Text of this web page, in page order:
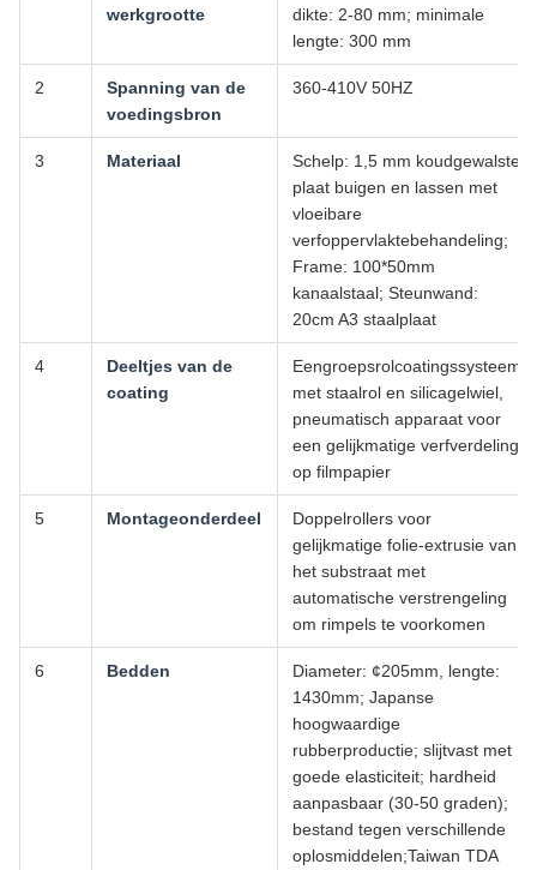
werkgrootte
dikte: 2-80 mm; minimale
lengte: 300 mm
2
Spanning van de
voedingsbron
360-410V 50HZ
3 Materiaal
Schelp: 1,5 mm koudgewalste
plaat buigen en lassen met
vloeibare
verfoppervlaktebehandeling;
Frame: 100*50mm
kanaalstaal; Steunwand:
20cm A3 staalplaat
4
Deeltjes van de
coating
Eengroepsrolcoatingssysteem
met staalrol en silicagelwiel,
pneumatisch apparaat voor
een gelijkmatige verfverdeling
op filmpapier
5 Montageonderdeel
Doppelrollers voor
gelijkmatige folie-extrusie van
het substraat met
automatische verstrengeling
om rimpels te voorkomen
6 Bedden
Diameter: ¢205mm, lengte:
1430mm; Japanse
hoogwaardige
rubberproductie; slijtvast met
goede elasticiteit; hardheid
aanpasbaar (30-50 graden);
bestand tegen verschillende
oplosmiddelen;Taiwan TDA